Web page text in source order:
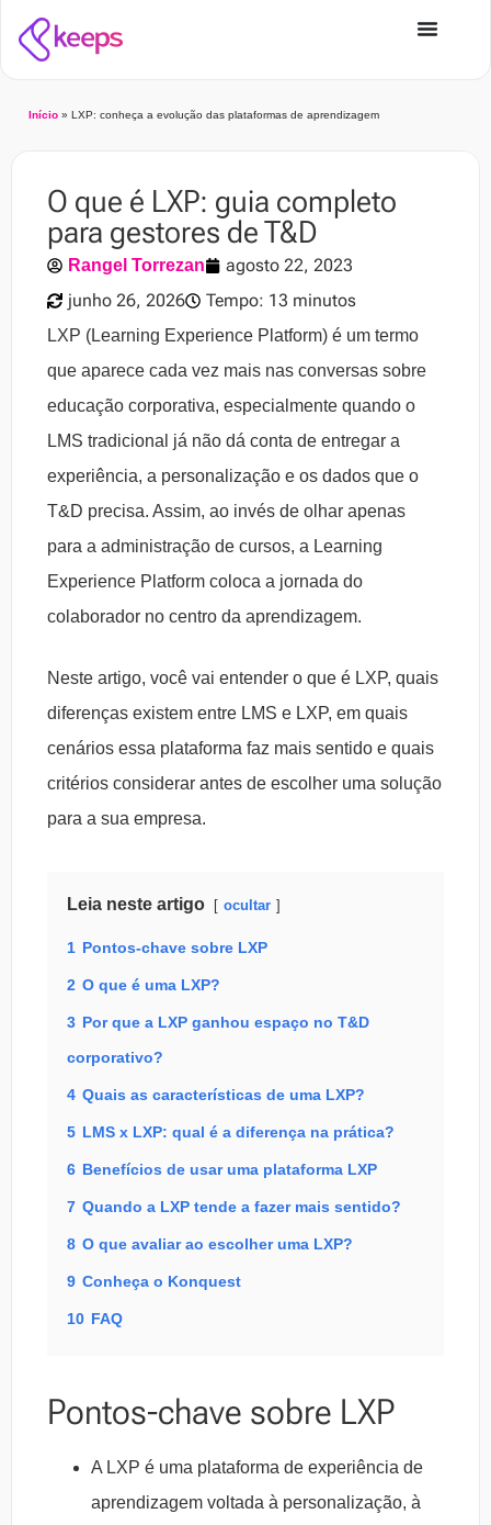
Início » LXP: conheça a evolução das plataformas de aprendizagem
O que é LXP: guia completo
para gestores de T&D
Rangel Torrezan
agosto 22, 2023
junho 26, 2026
Tempo: 13 minutos
LXP (Learning Experience Platform) é um termo
que aparece cada vez mais nas conversas sobre
educação corporativa, especialmente quando o
LMS tradicional já não dá conta de entregar a
experiência, a personalização e os dados que o
T&D precisa. Assim, ao invés de olhar apenas
para a administração de cursos, a Learning
Experience Platform coloca a jornada do
colaborador no centro da aprendizagem.
Neste artigo, você vai entender o que é LXP, quais
diferenças existem entre LMS e LXP, em quais
cenários essa plataforma faz mais sentido e quais
critérios considerar antes de escolher uma solução
para a sua empresa.
Leia neste artigo ocultar
1 Pontos-chave sobre LXP
2 O que é uma LXP?
3 Por que a LXP ganhou espaço no T&D
corporativo?
4 Quais as características de uma LXP?
5 LMS x LXP: qual é a diferença na prática?
6 Benefícios de usar uma plataforma LXP
7 Quando a LXP tende a fazer mais sentido?
8 O que avaliar ao escolher uma LXP?
9 Conheça o Konquest
10 FAQ
Pontos-chave sobre LXP
A LXP é uma plataforma de experiência de
aprendizagem voltada à personalização, à